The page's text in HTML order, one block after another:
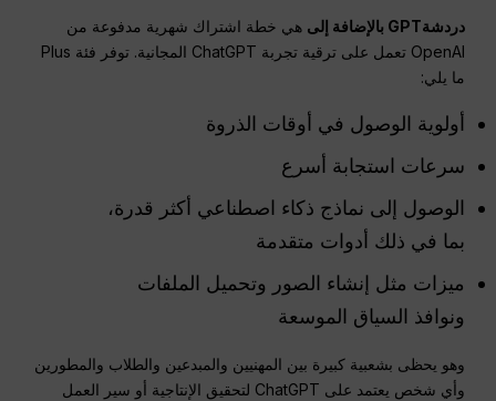
دردشةGPT بالإضافة إلى هي خطة اشتراك شهرية مدفوعة من
OpenAI تعمل على ترقية تجربة ChatGPT المجانية. توفر فئة Plus
ما يلي:
أولوية الوصول في أوقات الذروة
سرعات استجابة أسرع
الوصول إلى نماذج ذكاء اصطناعي أكثر قدرة،
بما في ذلك أدوات متقدمة
ميزات مثل إنشاء الصور وتحميل الملفات
ونوافذ السياق الموسعة
وهو يحظى بشعبية كبيرة بين المهنيين والمبدعين والطلاب والمطورين
وأي شخص يعتمد على ChatGPT لتحقيق الإنتاجية أو سير العمل